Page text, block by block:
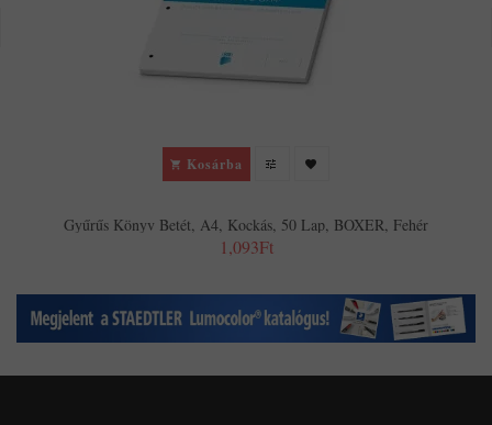
Kosárba
Gyűrűs Könyv Betét, A4, Kockás, 50 Lap, BOXER, Fehér
1,093Ft